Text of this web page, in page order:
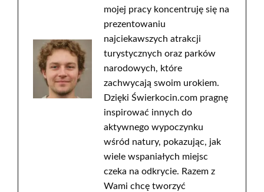
mojej pracy koncentruję się na
prezentowaniu
najciekawszych atrakcji
turystycznych oraz parków
narodowych, które
zachwycają swoim urokiem.
Dzięki Świerkocin.com pragnę
inspirować innych do
aktywnego wypoczynku
wśród natury, pokazując, jak
wiele wspaniałych miejsc
czeka na odkrycie. Razem z
Wami chcę tworzyć